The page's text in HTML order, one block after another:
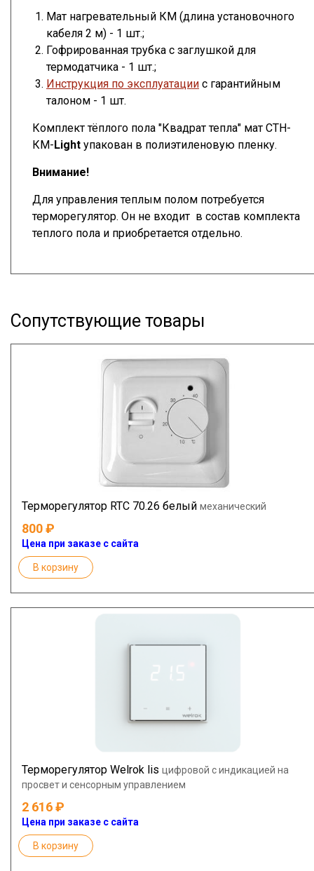
Мат нагревательный КМ (длина установочного
кабеля 2 м) - 1 шт.;
Гофрированная трубка с заглушкой для
термодатчика - 1 шт.;
Инструкция по эксплуатации с гарантийным
талоном - 1 шт.
Комплект тёплого пола "Квадрат тепла" мат СТН-
КМ- Light упакован в полиэтиленовую пленку.
Внимание!
Для управления теплым полом потребуется
терморегулятор. Он не входит в состав комплекта
теплого пола и приобретается отдельно.
Сопутствующие товары
Терморегулятор RTC 70.26 белый механический
800
Цена при заказе с сайта
В корзину
Терморегулятор Welrok lis цифровой с индикацией на
просвет и сенсорным управлением
2 616
Цена при заказе с сайта
В корзину